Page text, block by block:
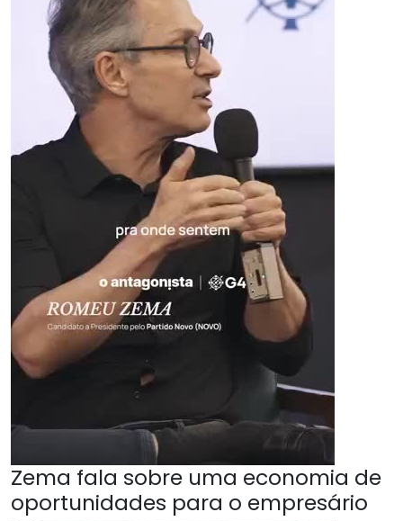
Zema fala sobre uma economia de
oportunidades para o empresário